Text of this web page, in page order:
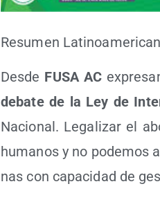
Resu­men
Des­de FUSA AC
deba­te de la Ley de
Nacio­nal. Lega­li­zar el
huma­nos y no pode­mos
nas con capa­ci­dad de